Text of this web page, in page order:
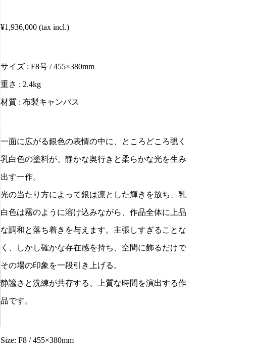
¥1,936,000 (tax incl.)
サイズ : F8号 / 455×380mm
重さ : 2.4kg
材質 : 布製キャンバス
一面に広がる銀色の表情の中に、ところどころ覗く
乳白色の塗料が、静かな奥行きと柔らかな光を生み
出す一作。
光の当たり方によって銀は凛とした輝きを放ち、乳
白色は霧のように溶け込みながら、作品全体に上品
な調和と落ち着きを与えます。主張しすぎることな
く、しかし確かな存在感を持ち、空間に飾るだけで
その場の印象を一段引き上げる。
静謐さと洗練が共存する、上質な時間を演出する作
品です。
Size: F8 / 455×380mm